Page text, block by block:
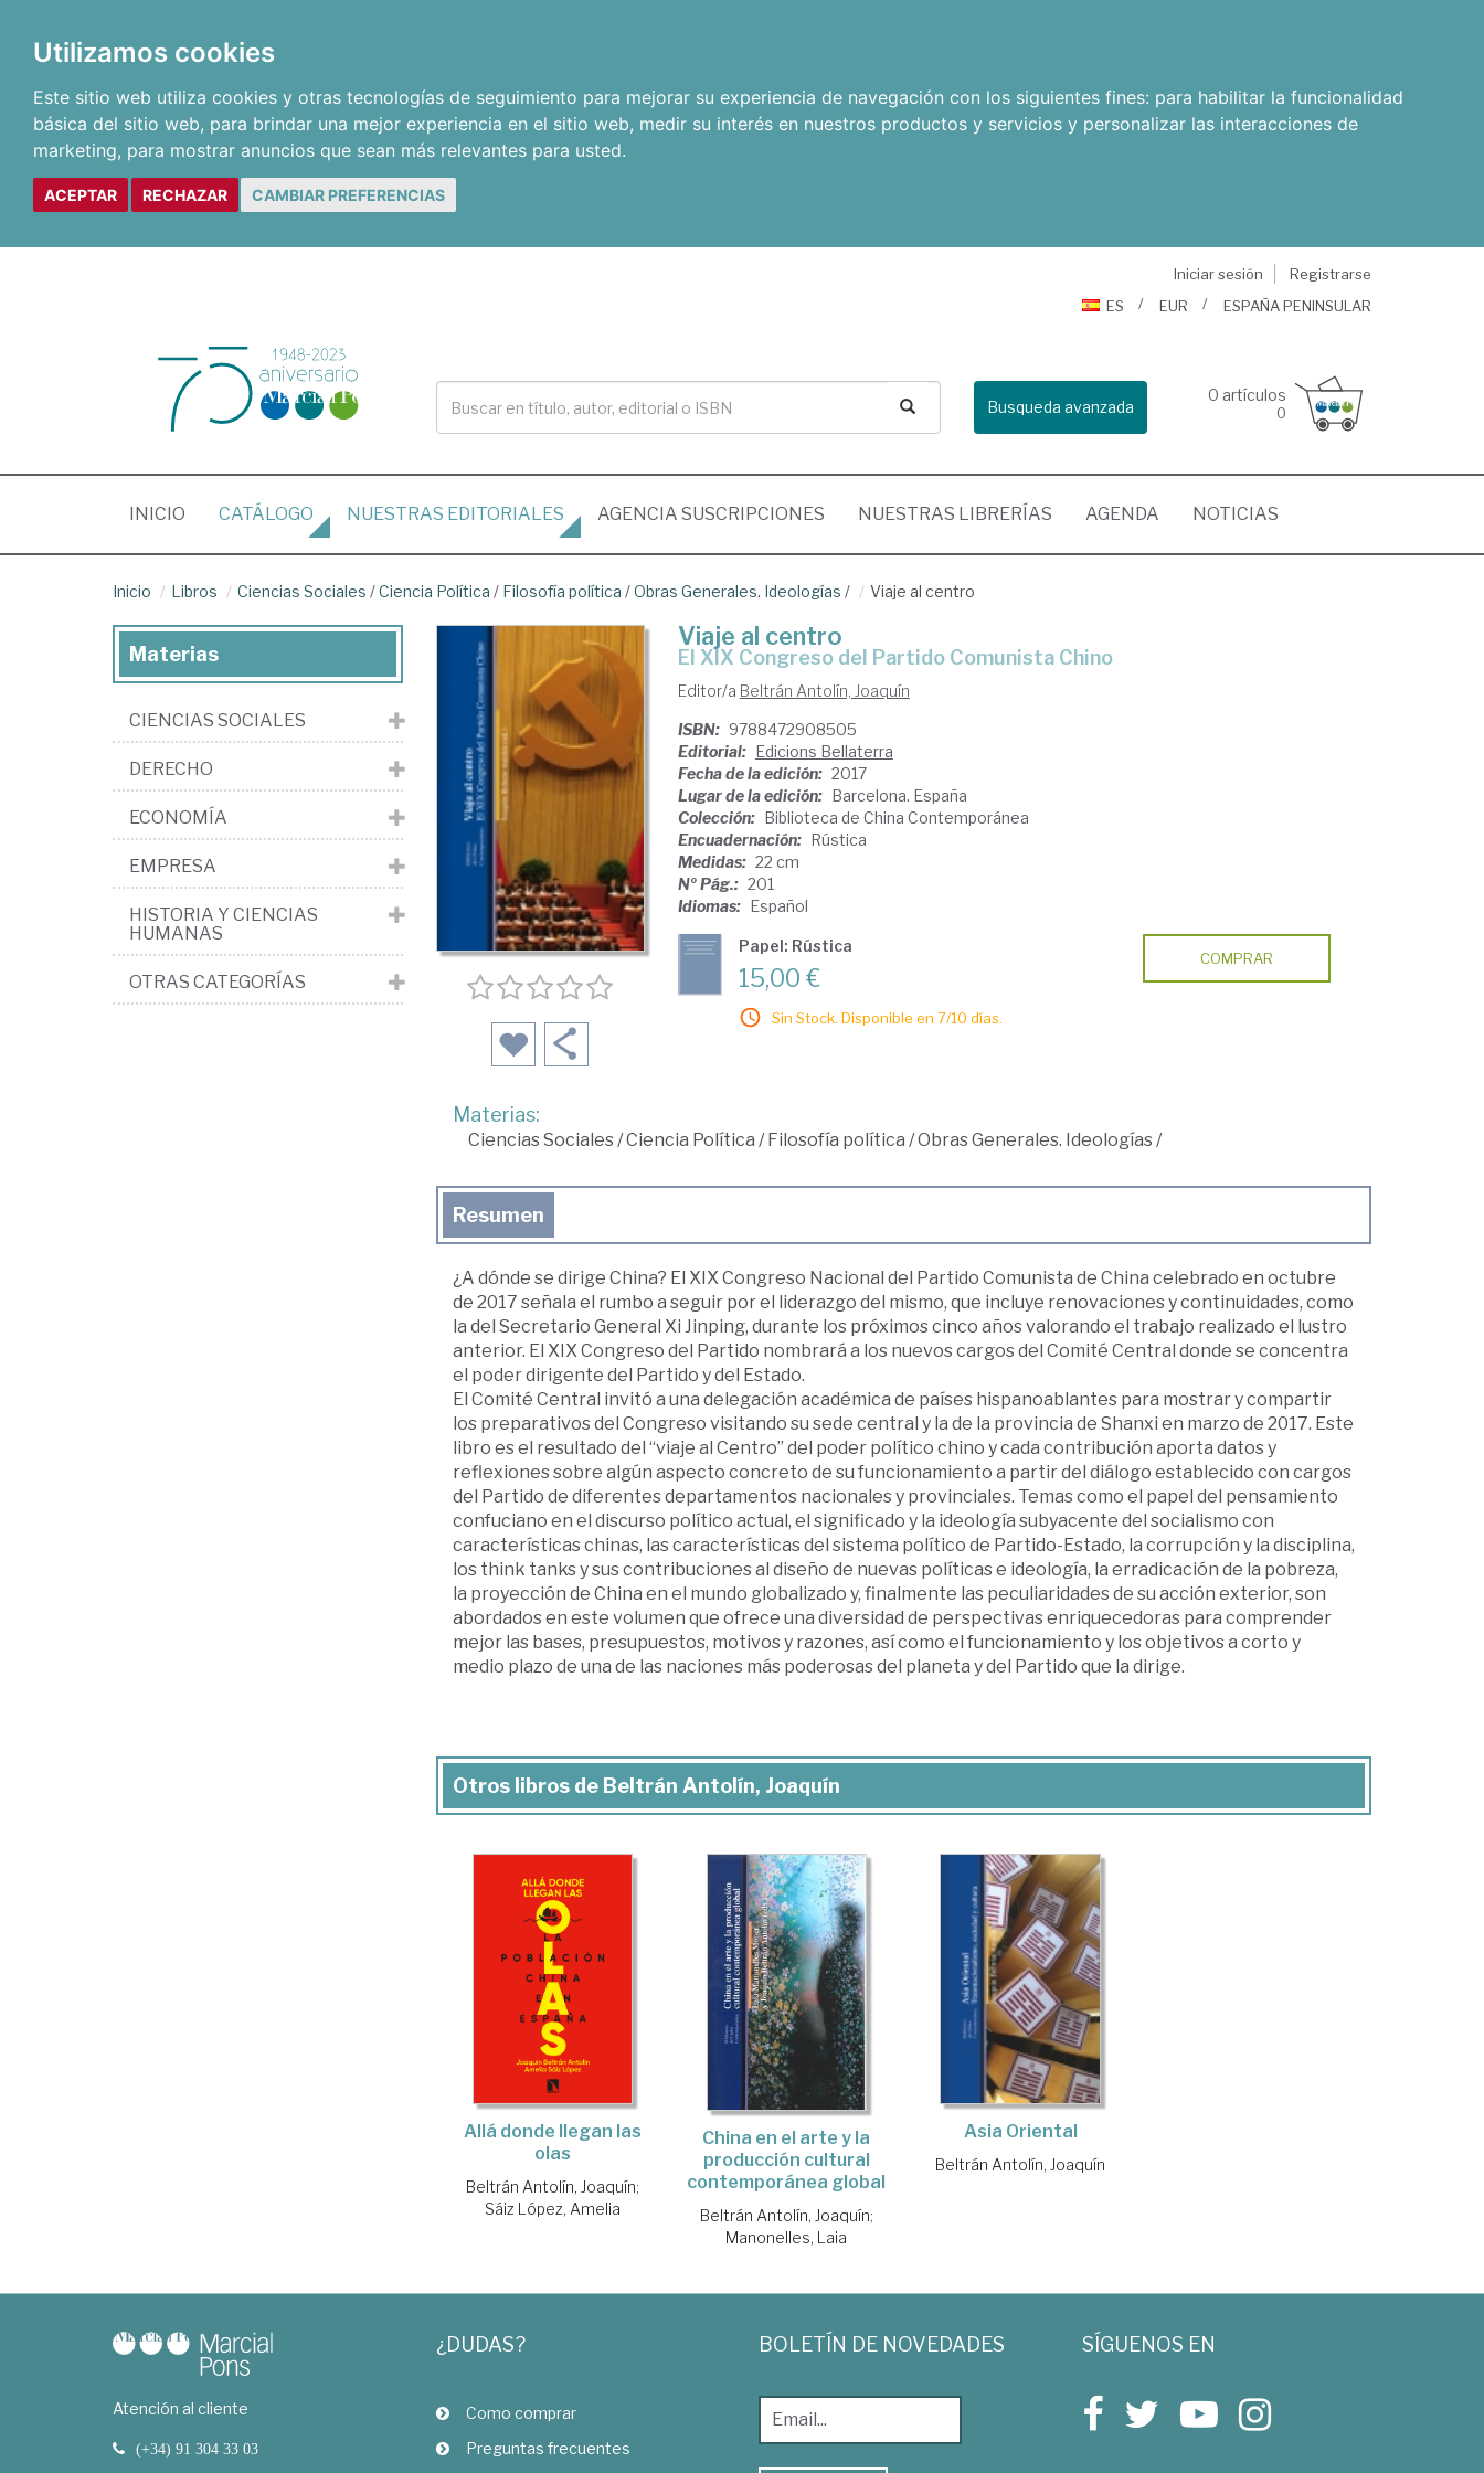
Utilizamos cookies
Este sitio web utiliza cookies y otras tecnologías de seguimiento para mejorar su experiencia de navegación con los siguientes fines: para habilitar la funcionalidad
básica del sitio web, para brindar una mejor experiencia en el sitio web, medir su interés en nuestros productos y servicios y personalizar las interacciones de
marketing, para mostrar anuncios que sean más relevantes para usted.
ACEPTAR RECHAZAR CAMBIAR PREFERENCIAS
Iniciar sesión
Registrarse
ES
EUR ESPAÑA PENINSULAR
Busqueda avanzada
0 artículos
0
INICIO (CURRENT)
CATÁLOGO NUESTRAS EDITORIALES AGENCIA SUSCRIPCIONES NUESTRAS LIBRERÍAS AGENDA NOTICIAS
Inicio Libros Ciencias Sociales /Ciencia Política / Filosofía política /Obras Generales. Ideologías / Viaje al centro
Viaje al centro
el XIX Congreso del Partido Comunista Chino
Editor/a Beltrán Antolín, Joaquín
ISBN: 9788472908505
Editorial: Edicions Bellaterra
Fecha de la edición: 2017
Lugar de la edición: Barcelona. España
Colección: Biblioteca de China Contemporánea
Encuadernación: Rústica
Medidas: 22 cm
Nº Pág.: 201
Idiomas: Español
Papel: Rústica
15,00 €
Sin Stock. Disponible en 7/10 días.
COMPRAR
Materias:
Ciencias Sociales/Ciencia Política / Filosofía política /Obras Generales. Ideologías/
Resumen
¿A dónde se dirige China? El XIX Congreso Nacional del Partido Comunista de China celebrado en octubre
de 2017 señala el rumbo a seguir por el liderazgo del mismo, que incluye renovaciones y continuidades, como
la del Secretario General Xi Jinping, durante los próximos cinco años valorando el trabajo realizado el lustro
anterior. El XIX Congreso del Partido nombrará a los nuevos cargos del Comité Central donde se concentra
el poder dirigente del Partido y del Estado.
El Comité Central invitó a una delegación académica de países hispanoablantes para mostrar y compartir
los preparativos del Congreso visitando su sede central y la de la provincia de Shanxi en marzo de 2017. Este
libro es el resultado del “viaje al Centro” del poder político chino y cada contribución aporta datos y
reflexiones sobre algún aspecto concreto de su funcionamiento a partir del diálogo establecido con cargos
del Partido de diferentes departamentos nacionales y provinciales. Temas como el papel del pensamiento
confuciano en el discurso político actual, el significado y la ideología subyacente del socialismo con
características chinas, las características del sistema político de Partido-Estado, la corrupción y la disciplina,
los think tanks y sus contribuciones al diseño de nuevas políticas e ideología, la erradicación de la pobreza,
la proyección de China en el mundo globalizado y, finalmente las peculiaridades de su acción exterior, son
abordados en este volumen que ofrece una diversidad de perspectivas enriquecedoras para comprender
mejor las bases, presupuestos, motivos y razones, así como el funcionamiento y los objetivos a corto y
medio plazo de una de las naciones más poderosas del planeta y del Partido que la dirige.
Otros libros de Beltrán Antolín, Joaquín
Allá donde llegan las
olas
Beltrán Antolín, Joaquín;
Sáiz López, Amelia
China en el arte y la
producción cultural
contemporánea global
Beltrán Antolín, Joaquín;
Manonelles, Laia
Asia Oriental
Beltrán Antolín, Joaquín
Materias
CIENCIAS SOCIALES
DERECHO
ECONOMÍA
EMPRESA
HISTORIA Y CIENCIAS
HUMANAS
OTRAS CATEGORÍAS
Atención al cliente
(+34) 91 304 33 03
¿DUDAS?
Como comprar
Preguntas frecuentes
BOLETÍN DE NOVEDADES SÍGUENOS EN